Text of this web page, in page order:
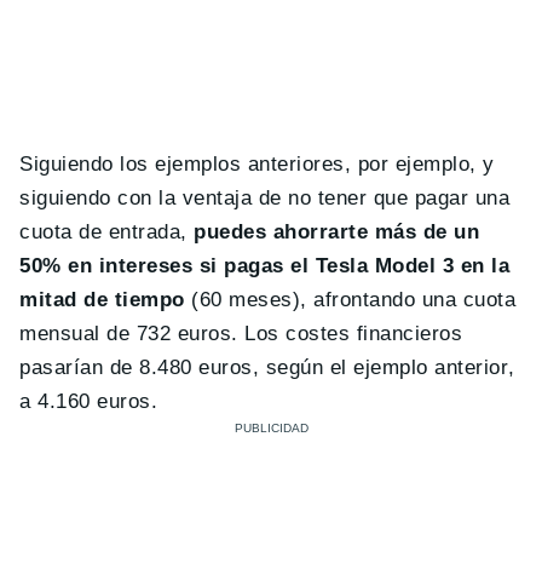
Siguiendo los ejemplos anteriores, por ejemplo, y
siguiendo con la ventaja de no tener que pagar una
cuota de entrada, puedes ahorrarte más de un
50% en intereses si pagas el Tesla Model 3 en la
mitad de tiempo (60 meses), afrontando una cuota
mensual de 732 euros. Los costes financieros
pasarían de 8.480 euros, según el ejemplo anterior,
a 4.160 euros.